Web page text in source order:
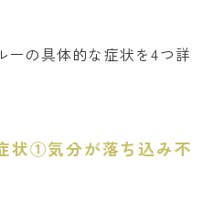
ーの具体的な症状を4つ詳
状①気分が落ち込み不